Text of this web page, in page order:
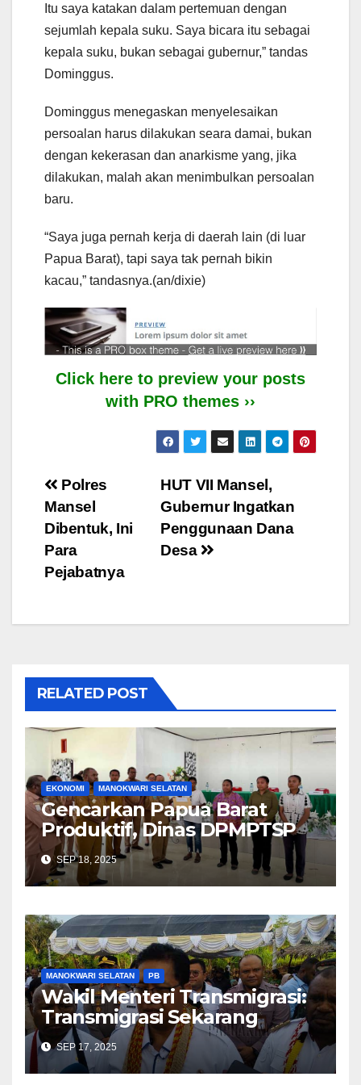
Itu saya katakan dalam pertemuan dengan
sejumlah kepala suku. Saya bicara itu sebagai
kepala suku, bukan sebagai gubernur,” tandas
Dominggus.
Dominggus menegaskan menyelesaikan
persoalan harus dilakukan seara damai, bukan
dengan kekerasan dan anarkisme yang, jika
dilakukan, malah akan menimbulkan persoalan
baru.
“Saya juga pernah kerja di daerah lain (di luar
Papua Barat), tapi saya tak pernah bikin
kacau,” tandasnya.(an/dixie)
Click here to preview your posts
with PRO themes ››
Post
navigation
HUT VII Mansel,
Gubernur Ingatkan
Penggunaan Dana
Desa
Polres
Mansel
Dibentuk, Ini
Para
Pejabatnya
RELATED POST
EKONOMI MANOKWARI SELATAN
Gencarkan Papua Barat
Produktif, Dinas DPMPTSP
Sosialiasi Perizinan Berusaha
Berbasis Risiko dan NIB
SEP 18, 2025
MANOKWARI SELATAN PB
Wakil Menteri Transmigrasi:
Transmigrasi Sekarang
Tergantung Permintaan
Pemerintah Daerah
SEP 17, 2025